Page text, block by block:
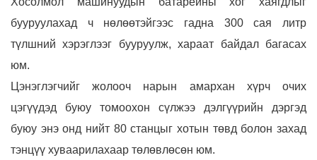
бууруулахад ч нөлөөтэйгээс гадна 300 сая литр
түлшний хэрэглээг бууруулж, хараат байдал багасах
юм.
Цэнэглэгчийг жолооч нарын амархан хүрч очих
цэгүүдэд буюу томоохон сүлжээ дэлгүүрийн дэргэд
буюу энэ онд нийт 80 станцыг хотын төвд болон захад
тэнцүү хуваарилахаар төлөвлөсөн юм.